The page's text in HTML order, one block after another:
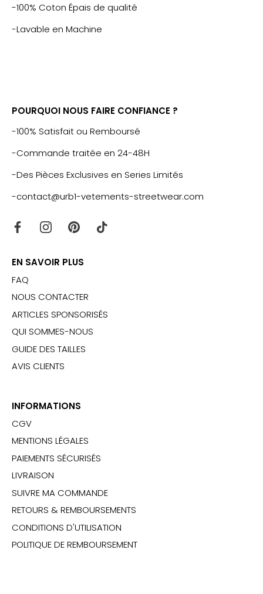
-100% Coton Épais de qualité
-Lavable en Machine
POURQUOI NOUS FAIRE CONFIANCE ?
-100% Satisfait ou Remboursé
-Commande traitée en 24-48H
-Des Pièces Exclusives en Series Limités
-contact@urb1-vetements-streetwear.com
EN SAVOIR PLUS
FAQ
NOUS CONTACTER
ARTICLES SPONSORISÉS
QUI SOMMES-NOUS
GUIDE DES TAILLES
AVIS CLIENTS
INFORMATIONS
CGV
MENTIONS LÉGALES
PAIEMENTS SÉCURISÉS
LIVRAISON
SUIVRE MA COMMANDE
RETOURS & REMBOURSEMENTS
CONDITIONS D'UTILISATION
POLITIQUE DE REMBOURSEMENT